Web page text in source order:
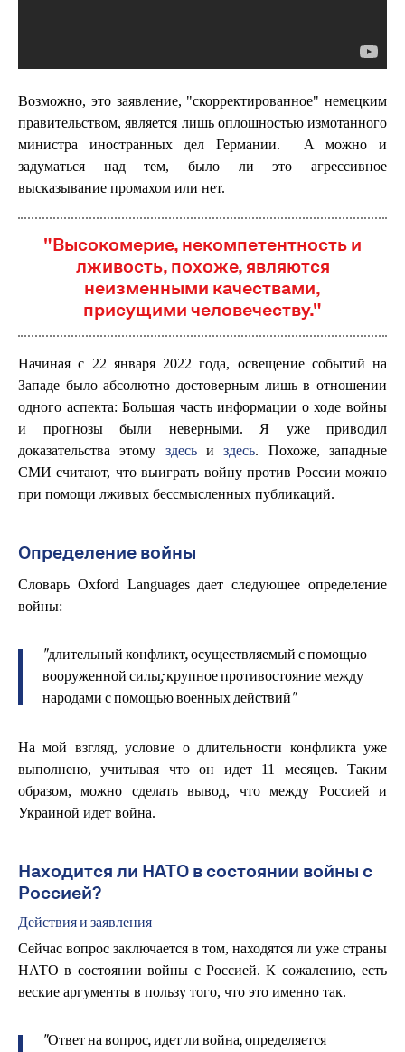
Возможно, это заявление, "скорректированное" немецким
правительством, является лишь оплошностью измотанного
министра иностранных дел Германии. А можно и
задуматься над тем, было ли это агрессивное
высказывание промахом или нет.
"Высокомерие, некомпетентность и
лживость, похоже, являются
неизменными качествами,
присущими человечеству."
Начиная с 22 января 2022 года, освещение событий на
Западе было абсолютно достоверным лишь в отношении
одного аспекта: Большая часть информации о ходе войны
и прогнозы были неверными. Я уже приводил
доказательства этому здесьиздесь. Похоже, западные
СМИ считают, что выиграть войну против России можно
при помощи лживых бессмысленных публикаций.
Определение войны
Словарь Oxford Languages дает следующее определение
войны:
"длительный конфликт, осуществляемый с помощью
вооруженной силы; крупное противостояние между
народами с помощью военных действий"
На мой взгляд, условие о длительности конфликта уже
выполнено, учитывая что он идет 11 месяцев. Таким
образом, можно сделать вывод, что между Россией и
Украиной идет война.
Находится ли НАТО в состоянии войны с
Россией?
Действия и заявления
Сейчас вопрос заключается в том, находятся ли уже страны
НАТО в состоянии войны с Россией. К сожалению, есть
веские аргументы в пользу того, что это именно так.
"Ответ на вопрос, идет ли война, определяется